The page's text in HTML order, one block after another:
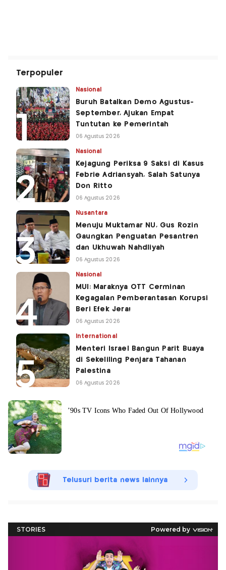
Terpopuler
Nasional
Buruh Batalkan Demo Agustus-
September, Ajukan Empat
Tuntutan ke Pemerintah
06 Agustus 2026
Nasional
Kejagung Periksa 9 Saksi di Kasus
Febrie Adriansyah, Salah Satunya
Don Ritto
06 Agustus 2026
Nusantara
Menuju Muktamar NU, Gus Rozin
Gaungkan Penguatan Pesantren
dan Ukhuwah Nahdliyah
06 Agustus 2026
Nasional
MUI: Maraknya OTT Cerminan
Kegagalan Pemberantasan Korupsi
Beri Efek Jera!
06 Agustus 2026
International
Menteri Israel Bangun Parit Buaya
di Sekeliling Penjara Tahanan
Palestina
06 Agustus 2026
Telusuri berita news lainnya